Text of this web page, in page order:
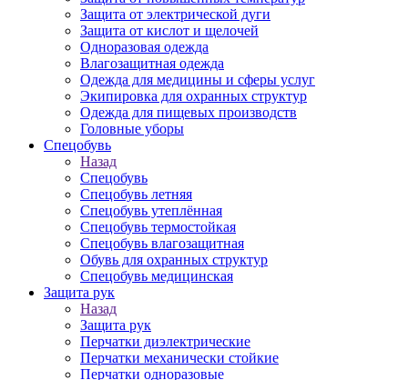
Защита от электрической дуги
Защита от кислот и щелочей
Одноразовая одежда
Влагозащитная одежда
Одежда для медицины и сферы услуг
Экипировка для охранных структур
Одежда для пищевых производств
Головные уборы
Спецобувь
Назад
Спецобувь
Спецобувь летняя
Спецобувь утеплённая
Спецобувь термостойкая
Спецобувь влагозащитная
Обувь для охранных структур
Спецобувь медицинская
Защита рук
Назад
Защита рук
Перчатки диэлектрические
Перчатки механически стойкие
Перчатки одноразовые